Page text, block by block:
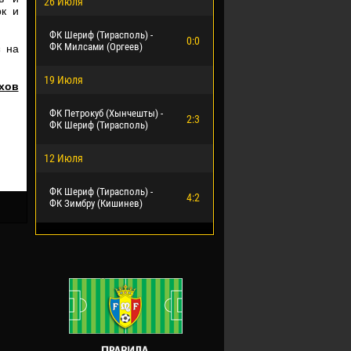
и
на
ФК Шериф (Тирасполь) -
ФК Милсами (Оргеев)
0:0
19 Июля
ФК Петрокуб (Хынчешты) -
ФК Шериф (Тирасполь)
2:3
12 Июля
ФК Шериф (Тирасполь) -
ФК Зимбру (Кишинев)
4:2